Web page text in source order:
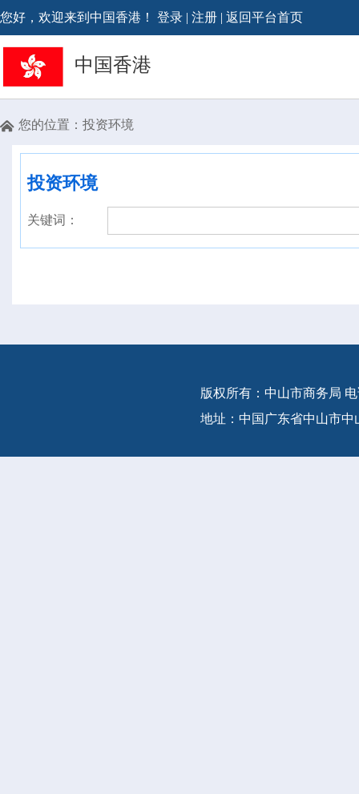
您好，欢迎来到中国香港！ 登录 | 注册 | 返回平台首页
中国香港
 您的位置： 投资环境
投资环境
关键词：
版权所有：中山市商务局 电
地址：中国广东省中山市